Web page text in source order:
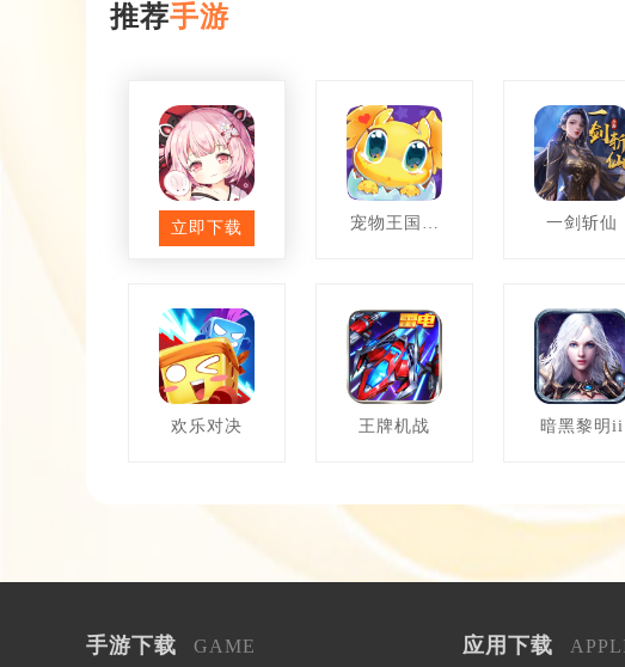
推荐手游
料理次元
立即下载
宠物王国外
一剑斩仙
欢乐对决 王牌机战 暗黑黎明ii
手游下载 GAME 应用下载